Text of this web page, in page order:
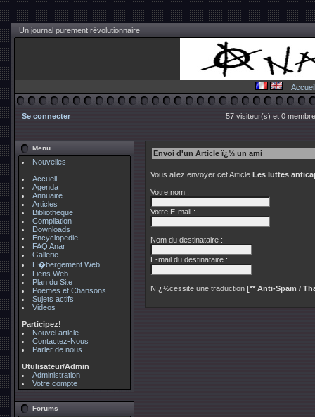
Un journal purement révolutionnaire
Accueil
Se connecter 57 visiteur(s) et 0
Menu
Nouvelles
Accueil
Agenda
Annuaire
Articles
Bibliotheque
Compilation
Downloads
Encyclopedie
FAQ Anar
Gallerie
H�bergement Web
Liens Web
Plan du Site
Poemes et Chansons
Sujets actifs
Videos
Participez!
Nouvel article
Contactez-Nous
Parler de nous
Utulisateur/Admin
Administration
Votre compte
Forums
Envoi d'un Article ï¿½ un ami
Vous allez envoyer cet Article Les luttes
Votre nom :
Votre E-mail :
Nom du destinataire :
E-mail du destinataire :
Nï¿½cessite une traduction [** Anti-Spam /